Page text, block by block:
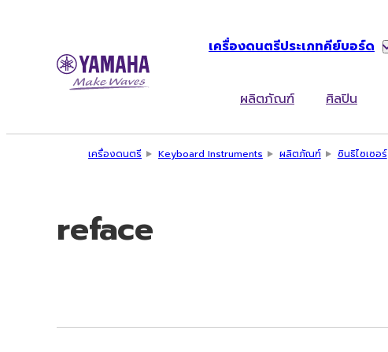
เครื่องดนตรีประเภทคีย์บอร์ด
ผลิตภัณฑ์ ศิลปิน
เครื่องดนตรี Keyboard Instruments ผลิตภัณฑ์ ซินธิไซเซอร์
reface